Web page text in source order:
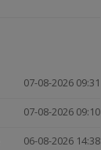
07-08-2026 09:31
07-08-2026 09:10
06-08-2026 14:38